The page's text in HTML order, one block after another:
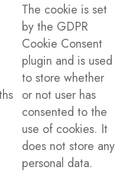
The cookie is set
by the GDPR
Cookie Consent
plugin and is used
to store whether
or not user has
consented to the
use of cookies. It
does not store any
personal data.